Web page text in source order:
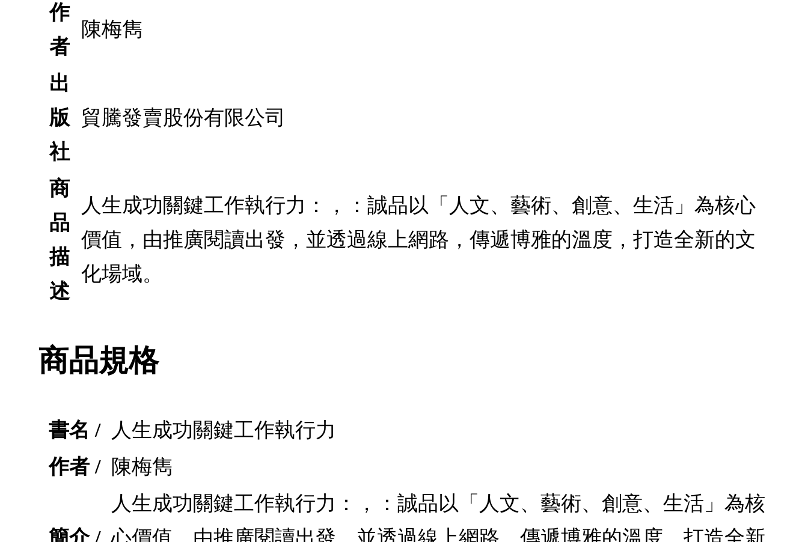
作
者
陳梅雋
出
版
社
貿騰發賣股份有限公司
商
品
描
述
人生成功關鍵工作執行力：，：誠品以「人文、藝術、創意、生活」為核心
價值，由推廣閱讀出發，並透過線上網路，傳遞博雅的溫度，打造全新的文
化場域。
商品規格
書名 /
人生成功關鍵工作執行力
作者 / 陳梅雋
人生成功關鍵工作執行力：，：誠品以「人文、藝術、創意、生活」為核